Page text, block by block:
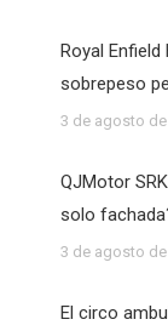
Royal Enfield
sobrepeso
3 de agosto
QJMotor
solo
3 de agosto
El circo